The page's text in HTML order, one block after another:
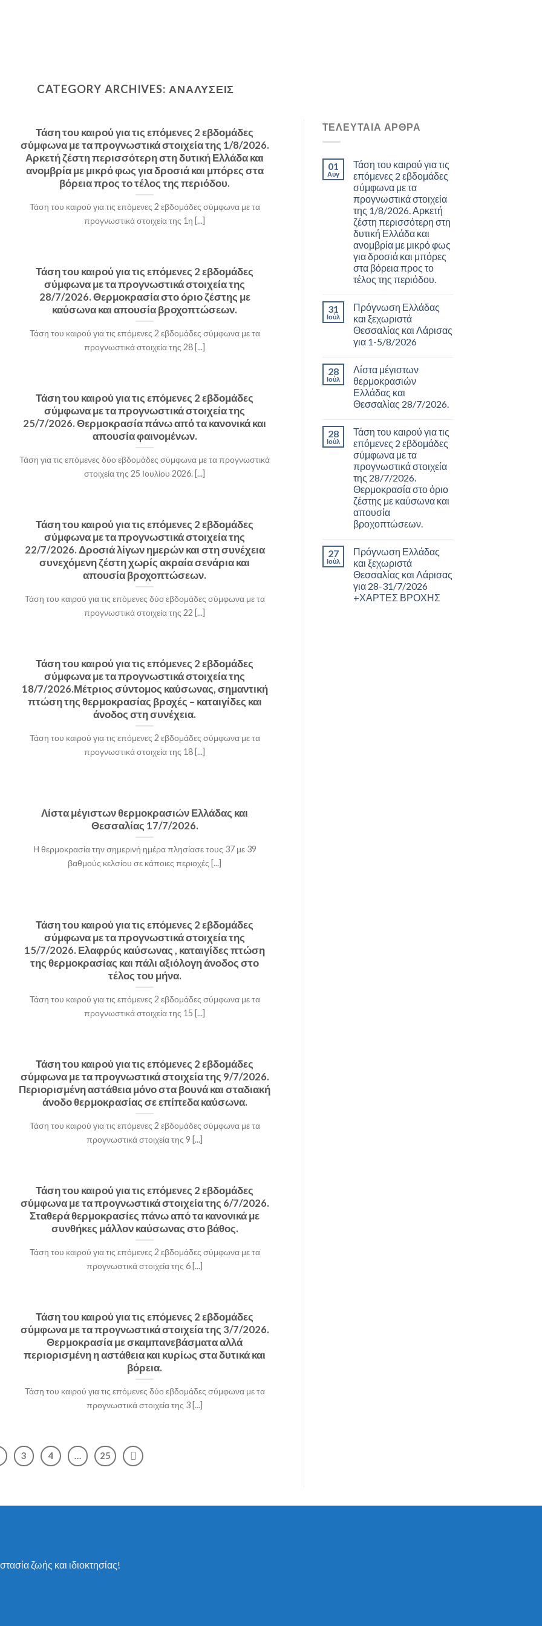
CATEGORY ARCHIVES: ΑΝΑΛΥΣΕΙΣ
Τάση του καιρού για τις επόμενες 2 εβδομάδες
σύμφωνα με τα προγνωστικά στοιχεία της 1/8/2026.
Αρκετή ζέστη περισσότερη στη δυτική Ελλάδα και
ανομβρία με μικρό φως για δροσιά και μπόρες στα
βόρεια προς το τέλος της περιόδου.
Τάση του καιρού για τις επόμενες 2 εβδομάδες σύμφωνα με τα
προγνωστικά στοιχεία της 1η [...]
Τάση του καιρού για τις επόμενες 2 εβδομάδες
σύμφωνα με τα προγνωστικά στοιχεία της
28/7/2026. Θερμοκρασία στο όριο ζέστης με
καύσωνα και απουσία βροχοπτώσεων.
Τάση του καιρού για τις επόμενες 2 εβδομάδες σύμφωνα με τα
προγνωστικά στοιχεία της 28 [...]
Τάση του καιρού για τις επόμενες 2 εβδομάδες
σύμφωνα με τα προγνωστικά στοιχεία της
25/7/2026. Θερμοκρασία πάνω από τα κανονικά και
απουσία φαινομένων.
Τάση για τις επόμενες δύο εβδομάδες σύμφωνα με τα προγνωστικά
στοιχεία της 25 Ιουλίου 2026. [...]
Τάση του καιρού για τις επόμενες 2 εβδομάδες
σύμφωνα με τα προγνωστικά στοιχεία της
22/7/2026. Δροσιά λίγων ημερών και στη συνέχεια
συνεχόμενη ζέστη χωρίς ακραία σενάρια και
απουσία βροχοπτώσεων.
Τάση του καιρού για τις επόμενες δύο εβδομάδες σύμφωνα με τα
προγνωστικά στοιχεία της 22 [...]
Τάση του καιρού για τις επόμενες 2 εβδομάδες
σύμφωνα με τα προγνωστικά στοιχεία της
18/7/2026.Μέτριος σύντομος καύσωνας, σημαντική
πτώση της θερμοκρασίας βροχές – καταιγίδες και
άνοδος στη συνέχεια.
Τάση του καιρού για τις επόμενες 2 εβδομάδες σύμφωνα με τα
προγνωστικά στοιχεία της 18 [...]
Λίστα μέγιστων θερμοκρασιών Ελλάδας και
Θεσσαλίας 17/7/2026.
Η θερμοκρασία την σημερινή ημέρα πλησίασε τους 37 με 39
βαθμούς κελσίου σε κάποιες περιοχές [...]
Τάση του καιρού για τις επόμενες 2 εβδομάδες
σύμφωνα με τα προγνωστικά στοιχεία της
15/7/2026. Ελαφρύς καύσωνας , καταιγίδες πτώση
της θερμοκρασίας και πάλι αξιόλογη άνοδος στο
τέλος του μήνα.
Τάση του καιρού για τις επόμενες 2 εβδομάδες σύμφωνα με τα
προγνωστικά στοιχεία της 15 [...]
Τάση του καιρού για τις επόμενες 2 εβδομάδες
σύμφωνα με τα προγνωστικά στοιχεία της 9/7/2026.
Περιορισμένη αστάθεια μόνο στα βουνά και σταδιακή
άνοδο θερμοκρασίας σε επίπεδα καύσωνα.
Τάση του καιρού για τις επόμενες 2 εβδομάδες σύμφωνα με τα
προγνωστικά στοιχεία της 9 [...]
Τάση του καιρού για τις επόμενες 2 εβδομάδες
σύμφωνα με τα προγνωστικά στοιχεία της 6/7/2026.
Σταθερά θερμοκρασίες πάνω από τα κανονικά με
συνθήκες μάλλον καύσωνας στο βάθος.
Τάση του καιρού για τις επόμενες 2 εβδομάδες σύμφωνα με τα
προγνωστικά στοιχεία της 6 [...]
Τάση του καιρού για τις επόμενες 2 εβδομάδες
σύμφωνα με τα προγνωστικά στοιχεία της 3/7/2026.
Θερμοκρασία με σκαμπανεβάσματα αλλά
περιορισμένη η αστάθεια και κυρίως στα δυτικά και
βόρεια.
Τάση του καιρού για τις επόμενες δύο εβδομάδες σύμφωνα με τα
προγνωστικά στοιχεία της 3 [...]
3 4 … 25
ΤΕΛΕΥΤΑΊΑ ΆΡΘΡΑ
01
Αυγ
Τάση του καιρού για τις
επόμενες 2 εβδομάδες
σύμφωνα με τα
προγνωστικά στοιχεία
της 1/8/2026. Αρκετή
ζέστη περισσότερη στη
δυτική Ελλάδα και
ανομβρία με μικρό φως
για δροσιά και μπόρες
στα βόρεια προς το
τέλος της περιόδου.
31
Ιούλ
Πρόγνωση Ελλάδας
και ξεχωριστά
Θεσσαλίας και Λάρισας
για 1-5/8/2026
28
Ιούλ
Λίστα μέγιστων
θερμοκρασιών
Ελλάδας και
Θεσσαλίας 28/7/2026.
28
Ιούλ
Τάση του καιρού για τις
επόμενες 2 εβδομάδες
σύμφωνα με τα
προγνωστικά στοιχεία
της 28/7/2026.
Θερμοκρασία στο όριο
ζέστης με καύσωνα και
απουσία
βροχοπτώσεων.
27
Ιούλ
Πρόγνωση Ελλάδας
και ξεχωριστά
Θεσσαλίας και Λάρισας
για 28-31/7/2026
+ΧΑΡΤΕΣ ΒΡΟΧΗΣ
ζωής και ιδιοκτησίας!